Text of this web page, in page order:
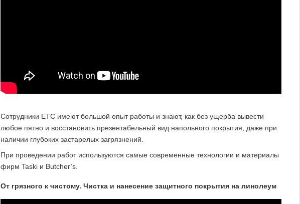
Сотрудники ЕТС имеют большой опыт работы и знают, как без ущерба вывести
любое пятно и восстановить презентабельный вид напольного покрытия, даже при
наличии глубоких застарелых загрязнений.
При проведении работ используются самые современные технологии и материалы
фирм Taski и Butcher’s.
От грязного к чистому. Чистка и нанесение защитного покрытия на линолеум